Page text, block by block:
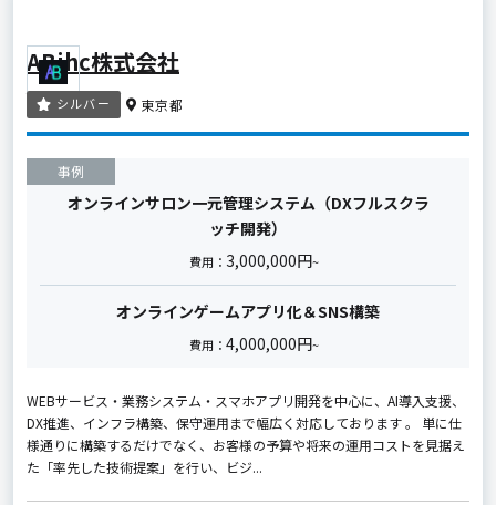
ABihc株式会社
シルバー 東京都
事例
オンラインサロン一元管理システム（DXフルスクラ
ッチ開発）
費用： 3,000,000円~
オンラインゲームアプリ化＆SNS構築
費用： 4,000,000円~
WEBサービス・業務システム・スマホアプリ開発を中心に、AI導入支援、
DX推進、インフラ構築、保守運用まで幅広く対応しております 。 単に仕
様通りに構築するだけでなく、お客様の予算や将来の運用コストを見据え
た「率先した技術提案」を行い、ビジ...